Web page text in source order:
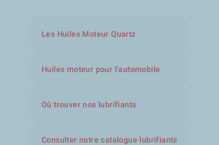
Les Huiles Moteur Quartz
Huiles moteur pour l’automobile
Où trouver nos lubrifiants
Consulter notre catalogue lubrifiants